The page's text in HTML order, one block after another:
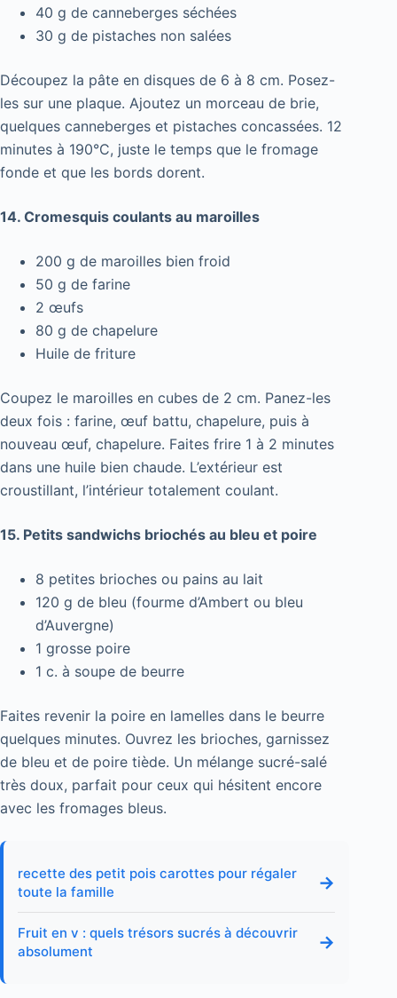
40 g de canneberges séchées
30 g de pistaches non salées
Découpez la pâte en disques de 6 à 8 cm. Posez-
les sur une plaque. Ajoutez un morceau de brie,
quelques canneberges et pistaches concassées. 12
minutes à 190°C, juste le temps que le fromage
fonde et que les bords dorent.
14. Cromesquis coulants au maroilles
200 g de maroilles bien froid
50 g de farine
2 œufs
80 g de chapelure
Huile de friture
Coupez le maroilles en cubes de 2 cm. Panez-les
deux fois : farine, œuf battu, chapelure, puis à
nouveau œuf, chapelure. Faites frire 1 à 2 minutes
dans une huile bien chaude. L’extérieur est
croustillant, l’intérieur totalement coulant.
15. Petits sandwichs briochés au bleu et poire
8 petites brioches ou pains au lait
120 g de bleu (fourme d’Ambert ou bleu
d’Auvergne)
1 grosse poire
1 c. à soupe de beurre
Faites revenir la poire en lamelles dans le beurre
quelques minutes. Ouvrez les brioches, garnissez
de bleu et de poire tiède. Un mélange sucré-salé
très doux, parfait pour ceux qui hésitent encore
avec les fromages bleus.
recette des petit pois carottes pour régaler
toute la famille
→
Fruit en v : quels trésors sucrés à découvrir
absolument
→